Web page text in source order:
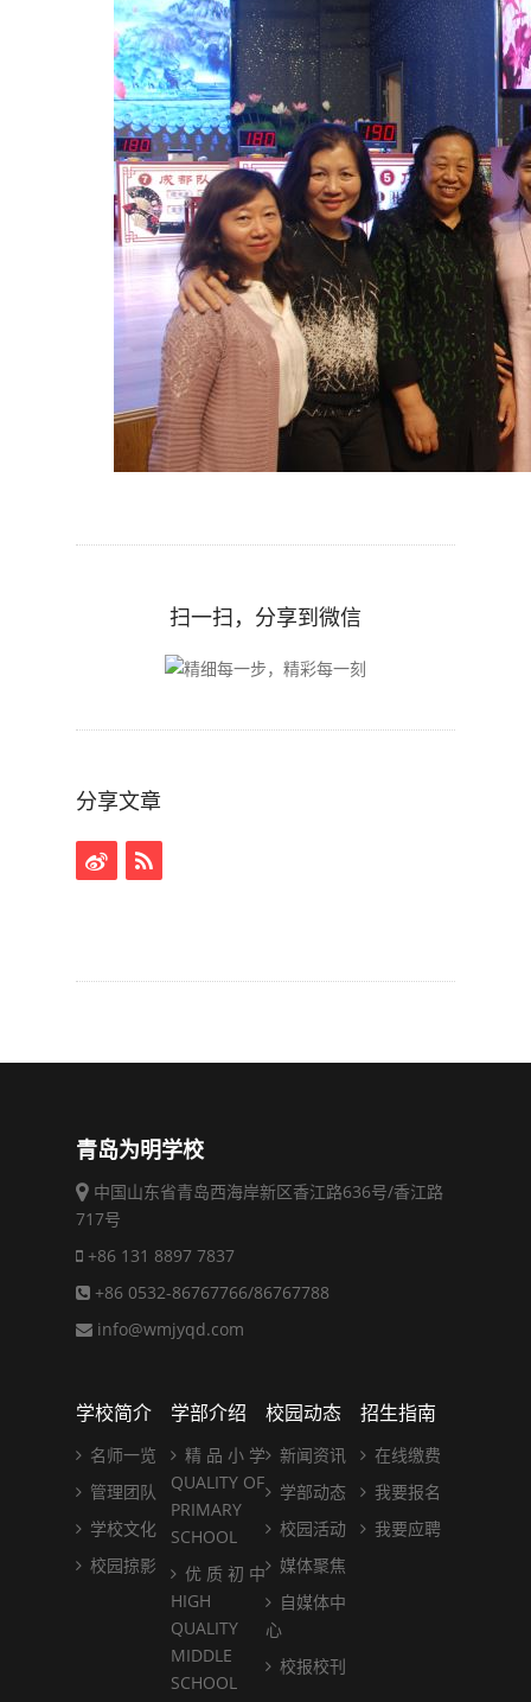
扫一扫，分享到微信
分享文章
青岛为明学校
中国山东省青岛西海岸新区香江路636号/香江路
717号
+86 131 8897 7837
+86 0532-86767766/86767788
info@wmjyqd.com
学校简介
名师一览
管理团队
学校文化
校园掠影
学部介绍
精 品 小 学
QUALITY OF
PRIMARY
SCHOOL
优 质 初 中
HIGH
QUALITY
MIDDLE
SCHOOL
校园动态
新闻资讯
学部动态
校园活动
媒体聚焦
自媒体中
心
校报校刊
招生指南
在线缴费
我要报名
我要应聘